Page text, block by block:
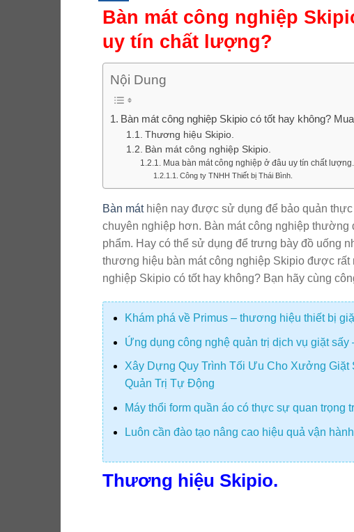
Bàn mát công nghiệp
uy tín chất lượng?
Nội Dung
Bàn mát công nghiệp Skipio có tốt hay không?
Thương hiệu Skipio.
Bàn mát công nghiệp Skipio.
Mua bàn mát công nghiệp ở đâu uy tín chất lượng.
Công ty TNHH Thiết bị Thái Bình.
Bàn máthiện nay được sử dụng để bảo quản
chuyên nghiệp hơn. Bàn mát công nghiệp
phẩm. Hay có thể sử dụng để trưng bày đồ
thương hiệu bàn mát công nghiệp Skipio được
nghiệp Skipio có tốt hay không? Bạn hãy cùng
Khám phá về Primus – thương hiệu thiết bị
Ứng dụng công nghệ quản trị dịch vụ giặt
Xây Dựng Quy Trình Tối Ưu Cho Xưởng
Quản Trị Tự Động
Máy thổi form quần áo có thực sự quan trọng
Luôn cần đào tạo nâng cao hiệu quả vận
Thương hiệu Skipio.